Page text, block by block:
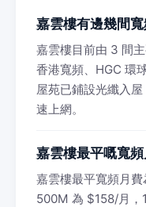
嘉雲樓有邊幾間
嘉雲樓目前由 3 間
香港寬頻、HGC 環
屋苑已鋪設光纖入
速上網。
嘉雲樓最平嘅寬
嘉雲樓最平寬頻月
500M 為 $158/月